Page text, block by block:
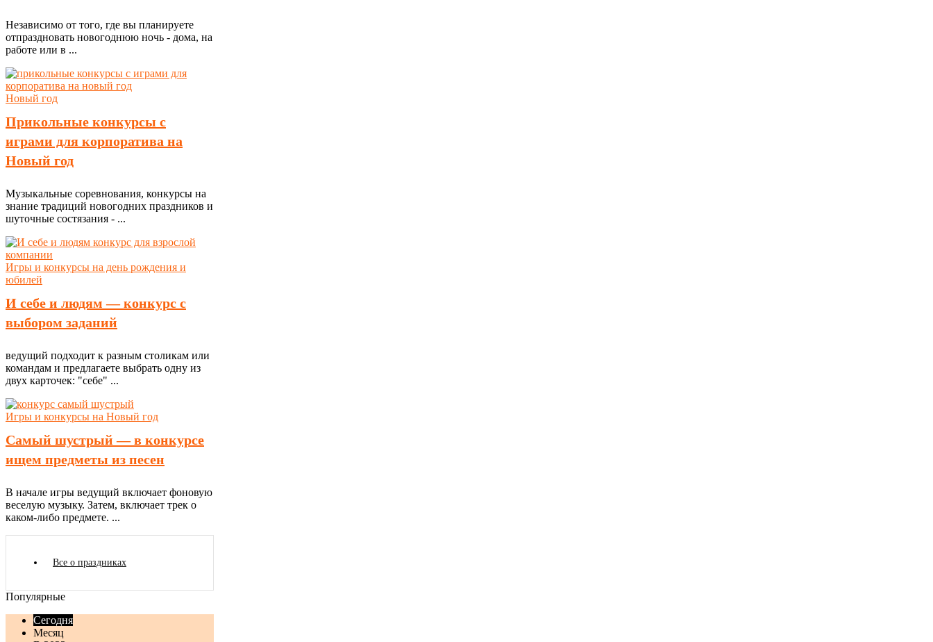
Независимо от того, где вы планируете
отпраздновать новогоднюю ночь - дома, на
работе или в ...
Новый год
Прикольные конкурсы с
играми для корпоратива на
Новый год
Музыкальные соревнования, конкурсы на
знание традиций новогодних праздников и
шуточные состязания - ...
Игры и конкурсы на день рождения и
юбилей
И себе и людям — конкурс с
выбором заданий
ведущий подходит к разным столикам или
командам и предлагаете выбрать одну из
двух карточек: "себе" ...
Игры и конкурсы на Новый год
Самый шустрый — в конкурсе
ищем предметы из песен
В начале игры ведущий включает фоновую
веселую музыку. Затем, включает трек о
каком-либо предмете. ...
Все о праздниках
Популярные
Сегодня
Месяц